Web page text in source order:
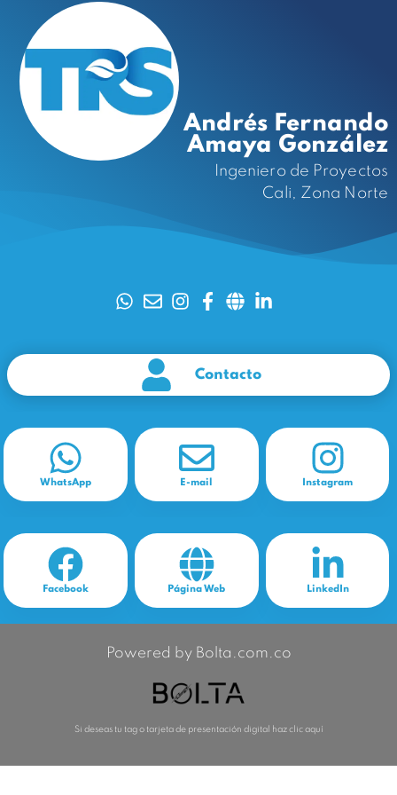
Andrés Fernando
Amaya González
Ingeniero de Proyectos
Cali, Zona Norte
Contacto
WhatsApp E-mail Instagram
Facebook Página Web LinkedIn
Powered by Bolta.com.co
Si deseas tu tag o tarjeta de presentación digital haz clic aquí